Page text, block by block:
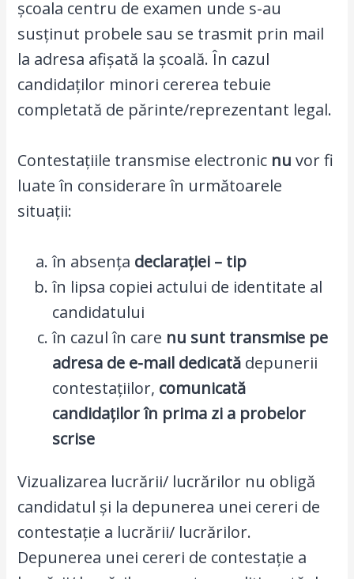
școala centru de examen unde s-au
susținut probele sau se trasmit prin mail
la adresa afișată la școală. În cazul
candidaților minori cererea tebuie
completată de părinte/reprezentant legal.
Contestațiile transmise electronic nu vor fi
luate în considerare în următoarele
situații:
în absența declarației – tip
în lipsa copiei actului de identitate al
candidatului
în cazul în care nu sunt transmise pe
adresa de e-mail dedicată depunerii
contestațiilor, comunicată
candidaților în prima zi a probelor
scrise
Vizualizarea lucrării/ lucrărilor nu obligă
candidatul și la depunerea unei cereri de
contestație a lucrării/ lucrărilor.
Depunerea unei cereri de contestație a